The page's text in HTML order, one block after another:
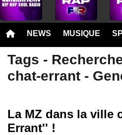
NEWS MUSIQUE
Tags -
chat-errant -
La MZ dans la ville
Errant'' !